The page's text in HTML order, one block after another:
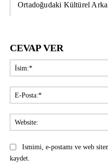
Ortadoğudaki Kültürel Arka
CEVAP VER
Ismimi, e-postamı ve web
kaydet.